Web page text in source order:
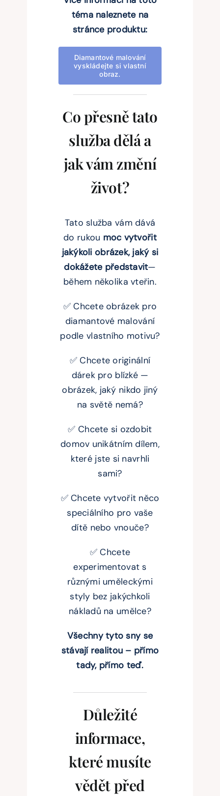
téma naleznete na
stránce produktu:
Diamantové malování
vyskládejte si vlastní
obraz.
Co přesně tato
služba dělá a
jak vám změní
život?
Tato služba vám dává
do rukou moc vytvořit
jakýkoli obrázek, jaký si
dokážete představit—
během několika vteřin.
✅ Chcete obrázek pro
diamantové malování
podle vlastního motivu?
✅ Chcete originální
dárek pro blízké —
obrázek, jaký nikdo jiný
na světě nemá?
✅ Chcete si ozdobit
domov unikátním dílem,
které jste si navrhli
sami?
✅ Chcete vytvořit něco
speciálního pro vaše
dítě nebo vnouče?
✅ Chcete
experimentovat s
různými uměleckými
styly bez jakýchkoli
nákladů na umělce?
Všechny tyto sny se
stávají realitou – přímo
tady, přímo teď.
Důležité
informace,
které musíte
vědět před